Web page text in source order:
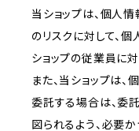
当ショップは、個人
のリスクに対して、
ショップの従業員に
また、当ショップは
委託する場合は、委
図られるよう、必要